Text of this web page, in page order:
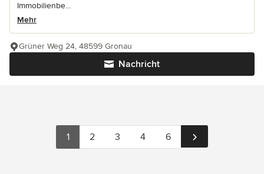
Immobilienbe...
Mehr
Nachricht
Grüner Weg 24, 48599 Gronau
1 2 3 4 6